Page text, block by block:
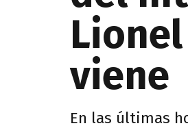
viene
En las últimas